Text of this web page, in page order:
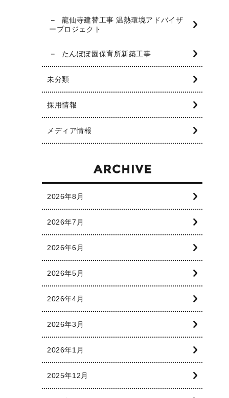
龍仙寺建替工事 温熱環境アドバイザ
ープロジェクト
たんぽぽ園保育所新築工事
未分類
採用情報
メディア情報
2026年8月
2026年7月
2026年6月
2026年5月
2026年4月
2026年3月
2026年1月
2025年12月